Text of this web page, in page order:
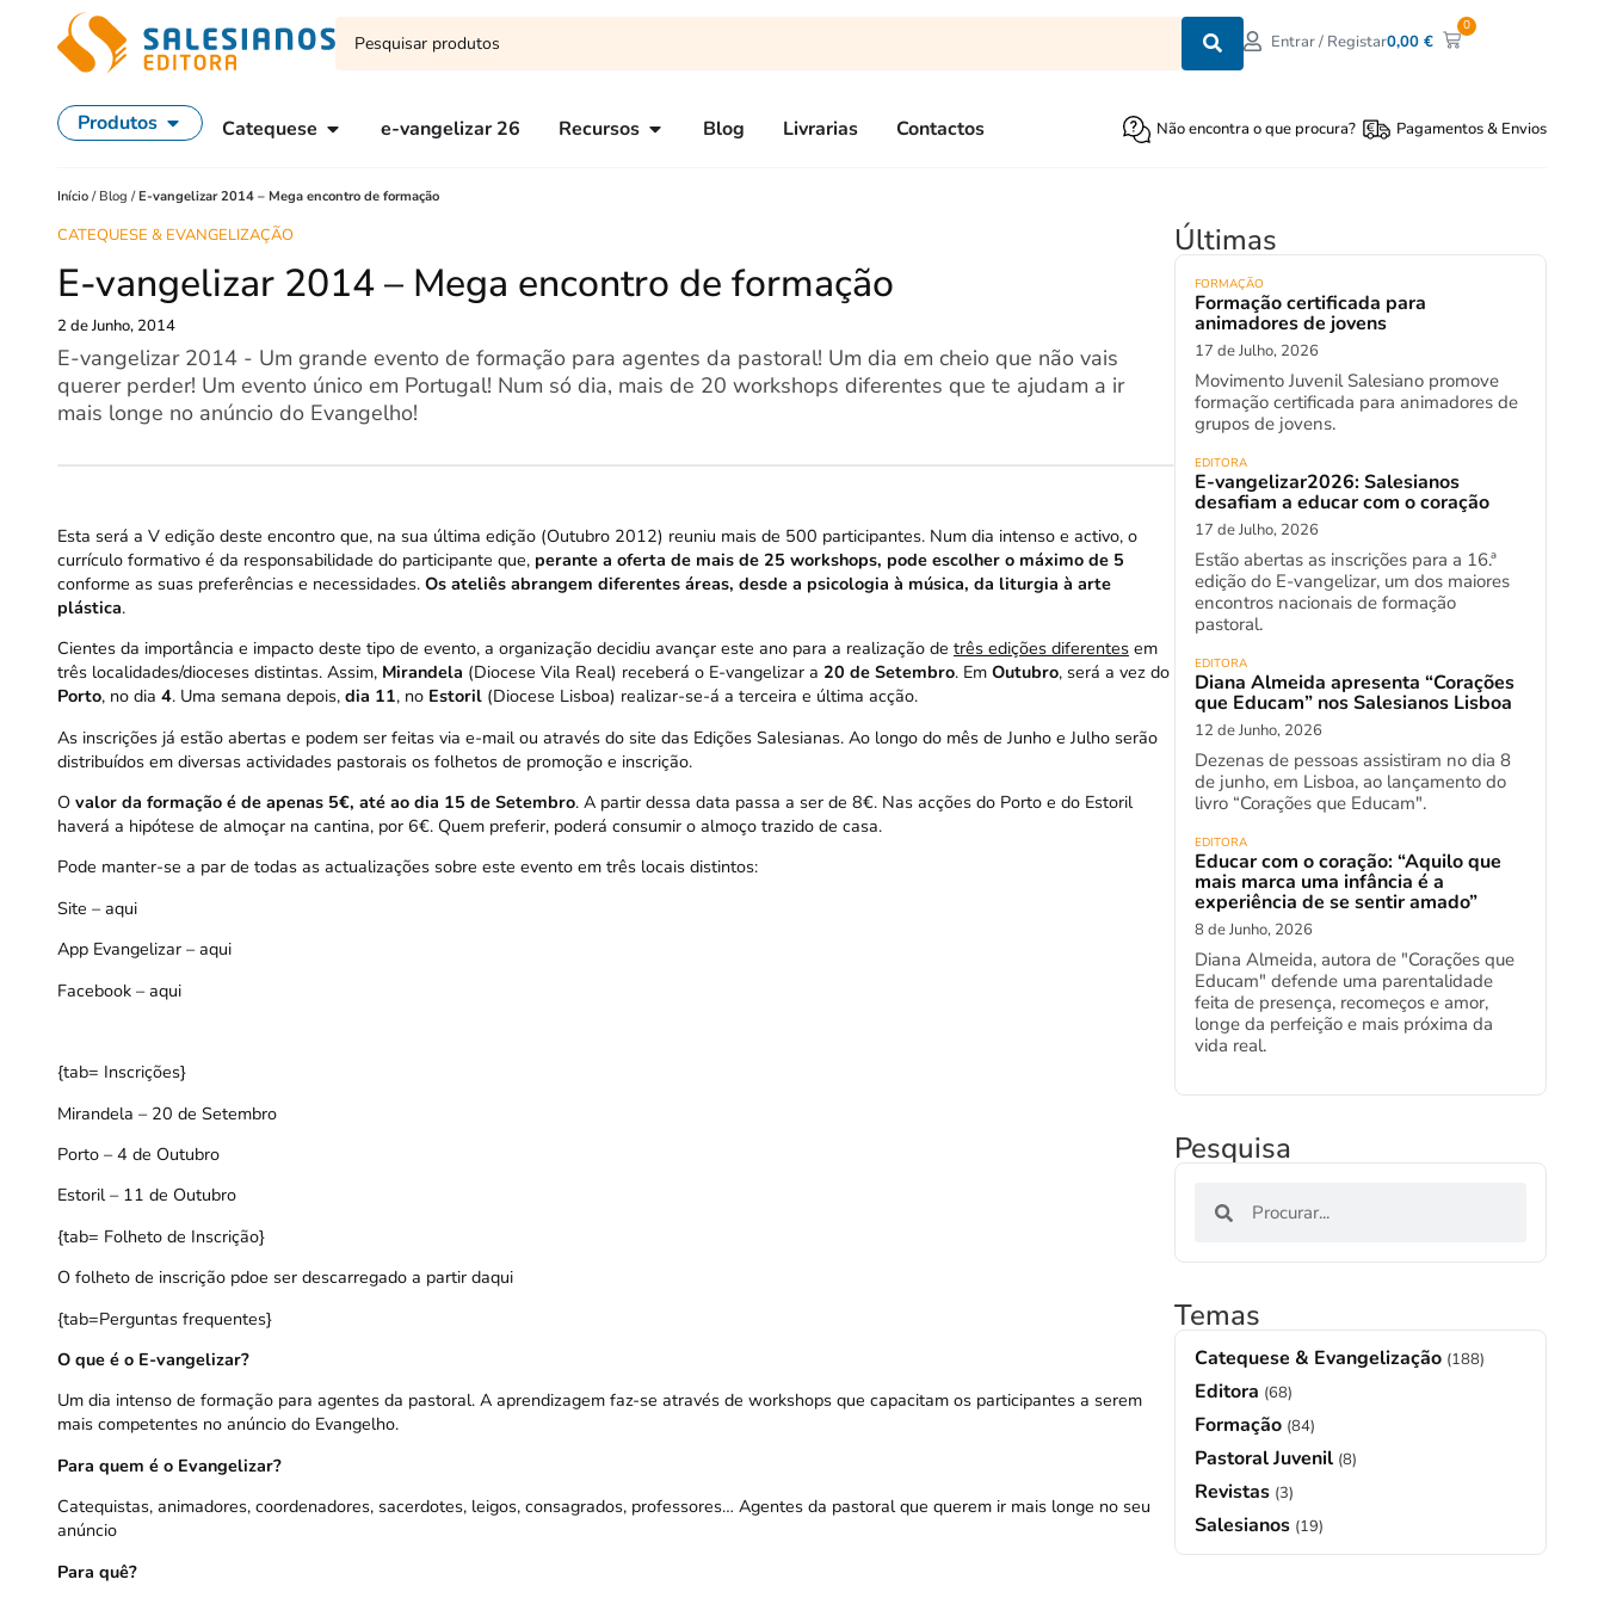
Entrar / Registar0,00€
0
Produtos Catequese e-vangelizar 26 Recursos Blog Livrarias Contactos Não encontra o que procura? Pagamentos & Envios
Início / Blog /E-vangelizar 2014 – Mega encontro de formação
CATEQUESE & EVANGELIZAÇÃO
E-vangelizar 2014 – Mega encontro de formação
2 de Junho, 2014
E-vangelizar 2014 - Um grande evento de formação para agentes da pastoral! Um dia em cheio que não vais
querer perder! Um evento único em Portugal! Num só dia, mais de 20 workshops diferentes que te ajudam a ir
mais longe no anúncio do Evangelho!
Esta será a V edição deste encontro que, na sua última edição (Outubro 2012) reuniu mais de 500 participantes. Num dia intenso e activo, o
currículo formativo é da responsabilidade do participante que, perante a oferta de mais de 25 workshops, pode escolher o máximo de 5
conforme as suas preferências e necessidades. Os ateliês abrangem diferentes áreas, desde a psicologia à música, da liturgia à arte
plástica.
Cientes da importância e impacto deste tipo de evento, a organização decidiu avançar este ano para a realização de três edições diferentes em
três localidades/dioceses distintas. Assim, Mirandela (Diocese Vila Real) receberá o E-vangelizar a 20 de Setembro. Em Outubro, será a vez do
Porto, no dia 4. Uma semana depois, dia 11, no Estoril (Diocese Lisboa) realizar-se-á a terceira e última acção.
As inscrições já estão abertas e podem ser feitas via e-mailou através do site das Edições Salesianas. Ao longo do mês de Junho e Julho serão
distribuídos em diversas actividades pastorais os folhetos de promoção e inscrição.
O valor da formação é de apenas 5€, até ao dia 15 de Setembro. A partir dessa data passa a ser de 8€. Nas acções do Porto e do Estoril
haverá a hipótese de almoçar na cantina, por 6€. Quem preferir, poderá consumir o almoço trazido de casa.
Pode manter-se a par de todas as actualizações sobre este evento em três locais distintos:
Site –aqui
App Evangelizar –aqui
Facebook –aqui
{tab= Inscrições}
Mirandela – 20 de Setembro
Porto – 4 de Outubro
Estoril – 11 de Outubro
{tab= Folheto de Inscrição}
O folheto de inscrição pdoe ser descarregado a partir daqui
{tab=Perguntas frequentes}
O que é o E-vangelizar?
Um dia intenso de formação para agentes da pastoral. A aprendizagem faz-se através de workshops que capacitam os participantes a serem
mais competentes no anúncio do Evangelho.
Para quem é o Evangelizar?
Catequistas, animadores, coordenadores, sacerdotes, leigos, consagrados, professores… Agentes da pastoral que querem ir mais longe no seu
anúncio
Para quê?
Últimas
FORMAÇÃO
Formação certificada para
animadores de jovens
17 de Julho, 2026
Movimento Juvenil Salesiano promove
formação certificada para animadores de
grupos de jovens.
EDITORA
E-vangelizar2026: Salesianos
desafiam a educar com o coração
17 de Julho, 2026
Estão abertas as inscrições para a 16.ª
edição do E-vangelizar, um dos maiores
encontros nacionais de formação
pastoral.
EDITORA
Diana Almeida apresenta “Corações
que Educam” nos Salesianos Lisboa
12 de Junho, 2026
Dezenas de pessoas assistiram no dia 8
de junho, em Lisboa, ao lançamento do
livro “Corações que Educam".
EDITORA
Educar com o coração: “Aquilo que
mais marca uma infância é a
experiência de se sentir amado”
8 de Junho, 2026
Diana Almeida, autora de "Corações que
Educam" defende uma parentalidade
feita de presença, recomeços e amor,
longe da perfeição e mais próxima da
vida real.
Pesquisa
Temas
Catequese & Evangelização (188)
Editora (68)
Formação (84)
Pastoral Juvenil (8)
Revistas (3)
Salesianos (19)